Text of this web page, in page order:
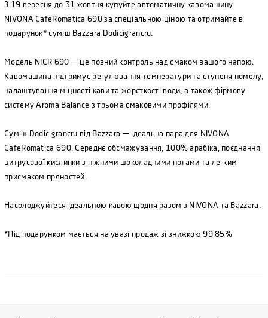
З 19 вересня до 31 жовтня купуйте автоматичну кавомашину
NIVONA CafeRomatica 690 за спеціальною ціною та отримайте в
подарунок* суміш Bazzara Dodicigrancru.
Модель NICR 690 — це повний контроль над смаком вашого напою.
Кавомашина підтримує регулювання температури та ступеня помелу,
налаштування міцності кави та жорсткості води, а також фірмову
систему Aroma Balance з трьома смаковими профілями.
Суміш Dodicigrancru від Bazzara — ідеальна пара для NIVONA
CafeRomatica 690. Середнє обсмажування, 100% арабіка, поєднання
цитрусової кислинки з ніжними шоколадними нотами та легким
присмаком пряностей.
Насолоджуйтеся ідеальною кавою щодня разом з NIVONA та Bazzara.
*Під подарунком мається на увазі продаж зі знижкою 99,85%